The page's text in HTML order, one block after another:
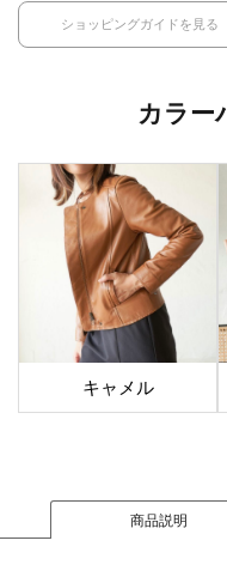
ショッピングガイドを見る
商品説明
カラー
キャメル